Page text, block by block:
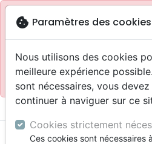
blockSite réservé aux
Accès pour les
Site pour le grand public : La
menu
cookie Paramètres des cookies
Nous utilisons des cookies
meilleure expérience
sont nécessaires, vous
continuer à naviguer sur ce
Cookies strictement
Ces cookies sont nécessaires